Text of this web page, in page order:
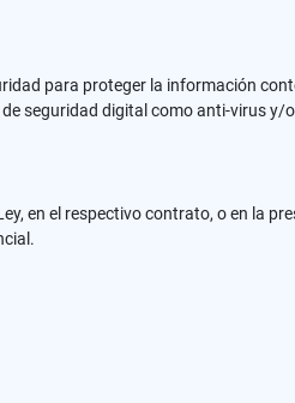
para proteger la información
seguridad digital como anti-virus
en el respectivo contrato, o en la